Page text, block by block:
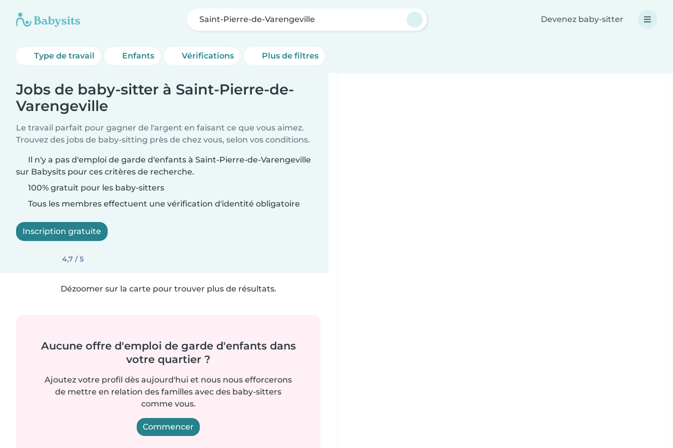
Saint-Pierre-de-Varengeville Devenez baby-sitter
Type de travail Enfants Vérifications Plus de filtres
Jobs de baby-sitter à Saint-Pierre-de-
Varengeville
Le travail parfait pour gagner de l'argent en faisant ce que vous aimez.
Trouvez des jobs de baby-sitting près de chez vous, selon vos conditions.
Il n'y a pas d'emploi de garde d'enfants à Saint-Pierre-de-Varengeville
sur Babysits pour ces critères de recherche.
100% gratuit pour les baby-sitters
Tous les membres effectuent une vérification d'identité obligatoire
Inscription gratuite
4,7 / 5
Dézoomer sur la carte pour trouver plus de résultats.
Aucune offre d'emploi de garde d'enfants dans
votre quartier ?
Ajoutez votre profil dès aujourd'hui et nous nous efforcerons
de mettre en relation des familles avec des baby-sitters
comme vous.
Commencer